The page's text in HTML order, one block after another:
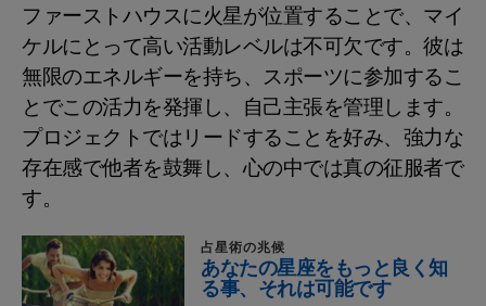
ファーストハウスに火星が位置することで、マイ
ケルにとって高い活動レベルは不可欠です。彼は
無限のエネルギーを持ち、スポーツに参加するこ
とでこの活力を発揮し、自己主張を管理します。
プロジェクトではリードすることを好み、強力な
存在感で他者を鼓舞し、心の中では真の征服者で
す。
占星術の兆候
あなたの星座をもっと良く知
る事、それは可能です